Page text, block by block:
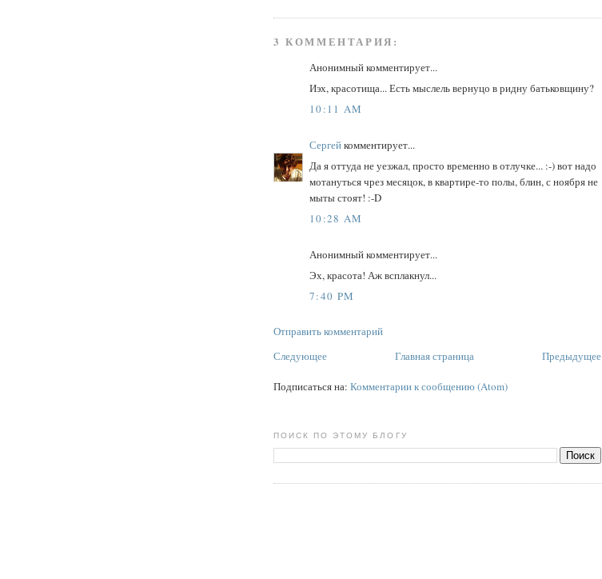
3 КОММЕНТАРИЯ:
Анонимный комментирует...
Иэх, красотища... Есть мыслель вернуцо в ридну батьковщину?
10:11 AM
Сергейкомментирует...
Да я оттуда не уезжал, просто временно в отлучке... :-) вот надо
мотануться чрез месяцок, в квартире-то полы, блин, с ноября не
мыты стоят! :-D
10:28 AM
Анонимный комментирует...
Эх, красота! Аж всплакнул...
7:40 PM
Отправить комментарий
Следующее
Предыдущее
Главная страница
Подписаться на: Комментарии к сообщению (Atom)
ПОИСК ПО ЭТОМУ БЛОГУ